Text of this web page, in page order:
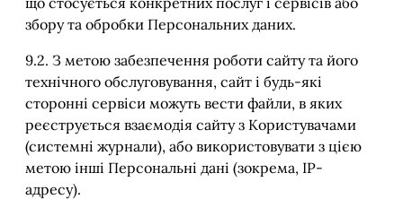
збору та обробки Персональних даних.
9.2. З метою забезпечення роботи сайту та його
технічного обслуговування, сайт і будь-які
сторонні сервіси можуть вести файли, в яких
реєструється взаємодія сайту з Користувачами
(системні журнали), або використовувати з цією
метою інші Персональні дані (зокрема, IP-
адресу).